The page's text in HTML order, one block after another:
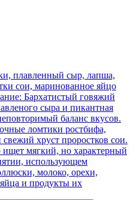
плавленный сыр, лапша,
сои, маринованное яйцо
Бархатистый говяжий
сыра и пикантная
баланс вкусов.
ломтики ростбифа,
хруст проростков сои.
мягкий, но характерный
использующем
молоко, орехи,
яйца и продукты их